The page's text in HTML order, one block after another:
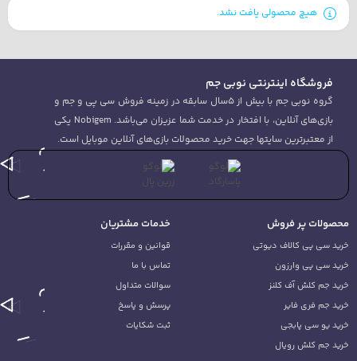
هیچ محصولی یافت نشد.
فروشگاه اینترنتی نوبی جم
گروه نوبی جم با بیش از 5سال سابقه در زمینه فروش سی پی و جم و
بازی‌های آنلاین، با افتخار در خدمت شما عزیزان می‌باشد. Nobigem یکی
از معتبرترین سایتها جهت خرید محصولات بازی‌های آنلاین موبایل است.
پر فروش
سی پی کالاف دیوتی
سی پی وارزون
جم کلش آف کلنز
جم فری فایر
یو سی پابجی
جم کلش رویال
خدمات مشتریان
قوانین و مقررات
تماس با ما
سوالات متداول
پرسش و پاسخ
ثبت شکایات